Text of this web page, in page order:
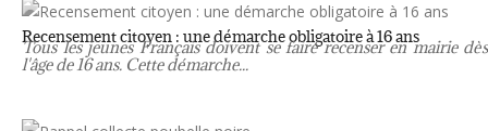
Recensement citoyen : une démarche obligatoire à 16 ans
Tous les jeunes Français doivent se faire recenser en mairie dès
l'âge de 16 ans. Cette démarche...